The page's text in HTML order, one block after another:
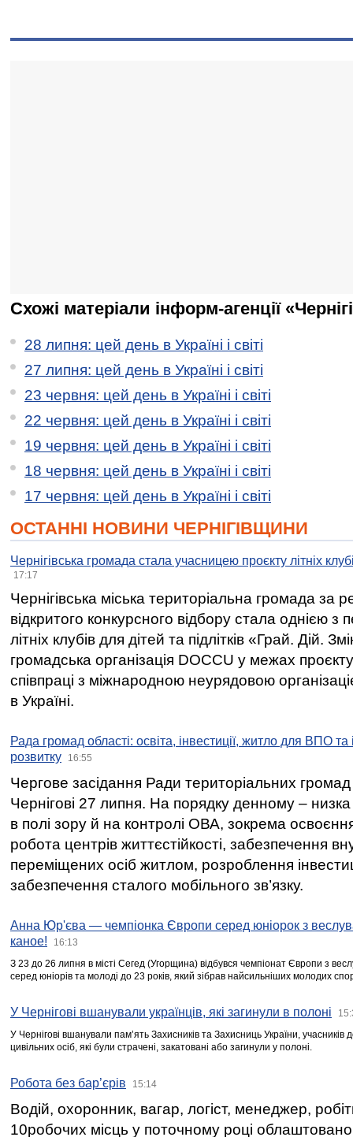
Схожі матеріали інформ-агенції
28 липня: цей день в Україні і світі
27 липня: цей день в Україні і світі
23 червня: цей день в Україні і світі
22 червня: цей день в Україні і світі
19 червня: цей день в Україні і світі
18 червня: цей день в Україні і світі
17 червня: цей день в Україні і світі
ОСТАННІ НОВИНИ ЧЕРНІГІВЩИНИ
Чернігівська громада стала учасницею проєкту літніх
17:17
Чернігівська міська територіальна громада за
відкритого конкурсного відбору стала однією
літніх клубів для дітей та підлітків «Грай. Дій.
громадська організація DOCCU у межах
співпраці з міжнародною неурядовою
в Україні.
Рада громад області: освіта, інвестиції, житло для ВПО
розвитку
16:55
Чергове засідання Ради територіальних громад
Чернігові 27 липня. На порядку денному –
в полі зору й на контролі ОВА, зокрема освоєння
робота центрів життєстійкості, забезпечення
переміщених осіб житлом, розроблення
забезпечення сталого мобільного зв’язку.
Анна Юр'єва — чемпіонка Європи серед юніорок з
каное!
16:13
З 23 до 26 липня в місті Сегед (Угорщина) відбувся чемпіонат Європи з
серед юніорів та молоді до 23 років, який зібрав найсильніших молодих
У Чернігові вшанували українців, які загинули в полоні
У Чернігові вшанували пам’ять Захисників та Захисниць України,
цивільних осіб, які були страчені, закатовані або загинули у полоні.
Робота без бар’єрів 15:14
Водій, охоронник, вагар, логіст, менеджер,
10робочих місць у поточному році